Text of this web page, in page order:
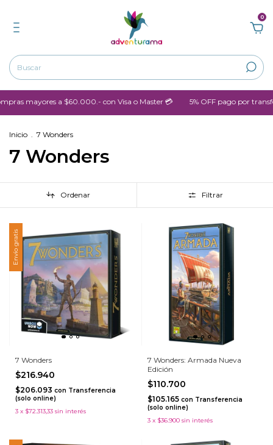
0
mayores a $60.000.- con Visa o Master 💳 5% OFF pago por
Inicio . 7 Wonders
7 Wonders
Ordenar Filtrar
Envío gratis
7 Wonders
$216.940
$206.093 con Transferencia
(solo online)
3 x $72.313,33 sin interés
7 Wonders: Armada Nueva
Edición
$110.700
$105.165 con Transferencia
(solo online)
3 x $36.900 sin interés